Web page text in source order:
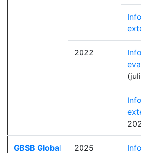
2022
GBSB Global
2025